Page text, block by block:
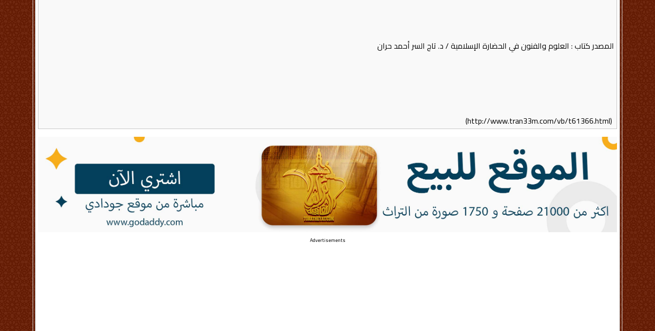
المصدر كتاب : العلوم والفنون في الحضارة الإسلامية / د. تاج السر أحمد حران
(http://www.tran33m.com/vb/t61366.html)
Advertisements